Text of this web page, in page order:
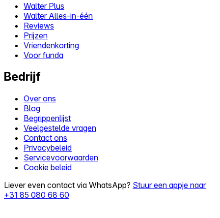
Walter Plus
Walter Alles-in-één
Reviews
Prijzen
Vriendenkorting
Voor funda
Bedrijf
Over ons
Blog
Begrippenlijst
Veelgestelde vragen
Contact ons
Privacybeleid
Servicevoorwaarden
Cookie beleid
Liever even contact via WhatsApp? Stuur een appje naar
+31 85 080 68 60